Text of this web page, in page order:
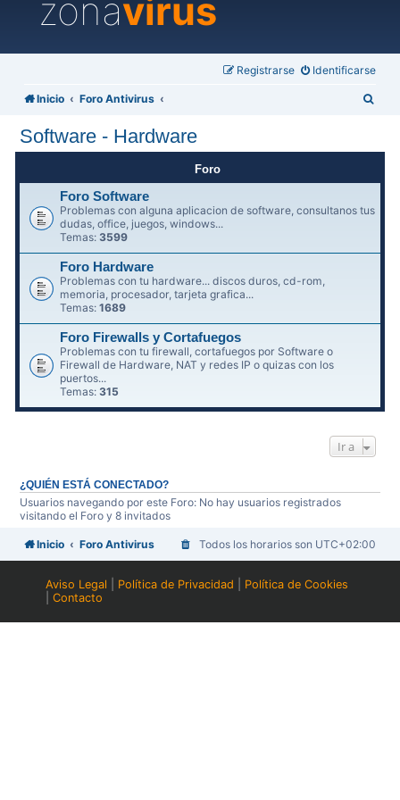
zonavirus
Identificarse
Registrarse
Inicio Foro Antivirus
Software - Hardware
Foro
Foro Software
Problemas con alguna aplicacion de software, consultanos tus
dudas, office, juegos, windows...
Temas: 3599
Foro Hardware
Problemas con tu hardware... discos duros, cd-rom,
memoria, procesador, tarjeta grafica...
Temas:1689
Foro Firewalls y Cortafuegos
Problemas con tu firewall, cortafuegos por Software o
Firewall de Hardware, NAT y redes IP o quizas con los
puertos...
Temas:315
Ir a
¿QUIÉN ESTÁ CONECTADO?
Usuarios navegando por este Foro: No hay usuarios registrados
visitando el Foro y 8 invitados
Inicio Foro Antivirus Todos los horarios son UTC+02:00
Aviso Legal Política de Privacidad
Política de Cookies
|Contacto